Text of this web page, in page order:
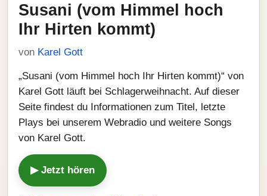
Susani (vom Himmel hoch
Ihr Hirten kommt)
von Karel Gott
„Susani (vom Himmel hoch Ihr Hirten kommt)“ von
Karel Gott läuft bei Schlagerweihnacht. Auf dieser
Seite findest du Informationen zum Titel, letzte
Plays bei unserem Webradio und weitere Songs
von Karel Gott.
▶ Jetzt hören